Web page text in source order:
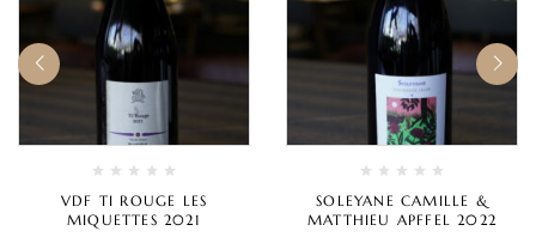
VDF TI ROUGE LES
MIQUETTES 2021
SOLEYANE CAMILLE &
MATTHIEU APFFEL 2022